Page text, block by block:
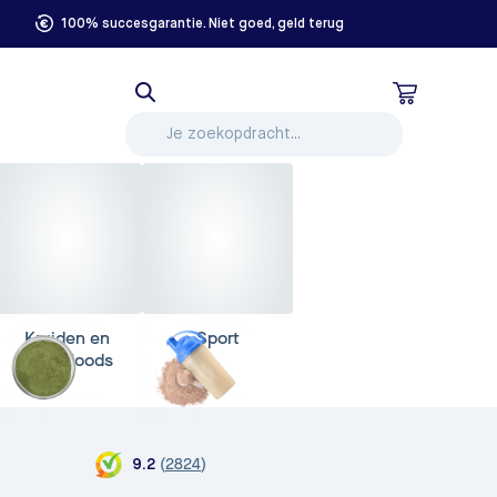
100% succesgarantie. Niet goed, geld terug
Kruiden en
Superfoods
Sport
9.2 (2824)